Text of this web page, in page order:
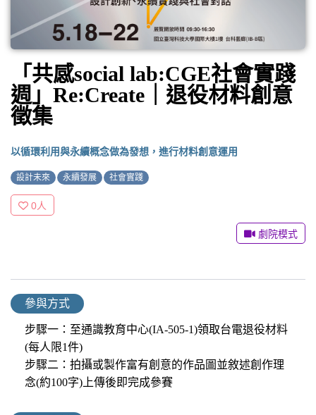
「共感social lab:CGE社會實踐
週」Re:Create｜退役材料創意
徵集
以循環利用與永續概念做為發想，進行材料創意運用
設計未來 永續發展 社會實踐
0人
劇院模式
參與方式
步驟一：至通識教育中心(IA-505-1)領取台電退役材料
(每人限1件)
步驟二：拍攝或製作富有創意的作品圖並敘述創作理
念(約100字)上傳後即完成參賽